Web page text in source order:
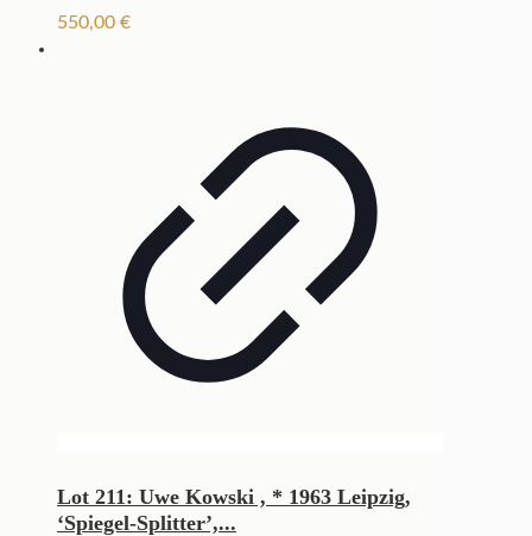
550,00 €
Lot 211: Uwe Kowski , * 1963 Leipzig,
‘Spiegel-Splitter’,...